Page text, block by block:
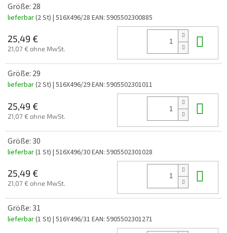
Größe: 28
lieferbar(2 St) | 516X496/28 EAN: 5905502300885
25,49 €
21,07 € ohne MwSt.
Größe: 29
lieferbar(2 St) | 516X496/29EAN: 5905502301011
25,49 €
21,07 € ohne MwSt.
Größe: 30
lieferbar(1 St) | 516X496/30EAN: 5905502301028
25,49 €
21,07 € ohne MwSt.
Größe: 31
lieferbar(1 St) | 516Y496/31 EAN: 5905502301271